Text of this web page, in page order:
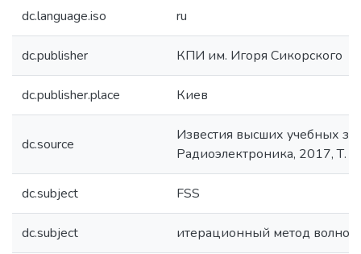
dc.language.iso ru
dc.publisher КПИ им. Игоря Сикорского
dc.publisher.place Киев
dc.source
Известия высших учебных
Радиоэлектроника, 2017, Т.
dc.subject FSS
dc.subject итерационный метод